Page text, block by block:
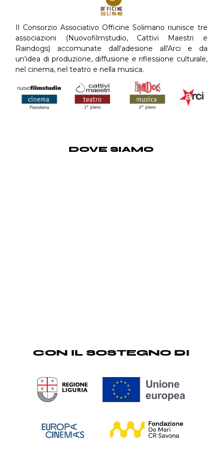
Il Consorzio Associativo Officine Solimano riunisce tre
associazioni (Nuovofilmstudio, Cattivi Maestri e
Raindogs) accomunate dall'adesione all'Arci e da
un'idea di produzione, diffusione e riflessione culturale,
nel cinema, nel teatro e nella musica.
DOVE SIAMO
CON IL SOSTEGNO DI